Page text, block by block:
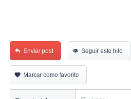
Enviar post Seguir este hilo
Marcar como favorito